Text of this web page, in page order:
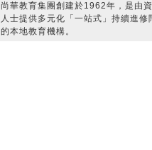
尚華教育集團創建於1962年，是由
人士提供多元化「一站式」持續進
的本地教育機構。